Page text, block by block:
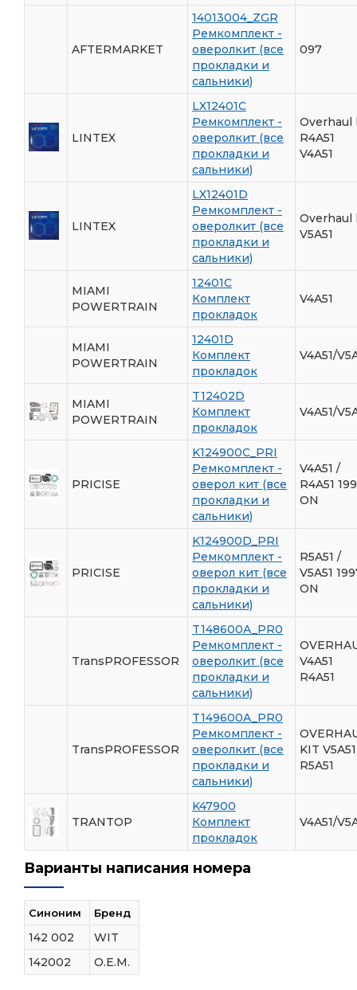
AFTERMARKET
14013004_ZGR
Ремкомплект -
оверолкит (все
прокладки и
сальники)
097
LINTEX
LX12401C
Ремкомплект -
оверолкит (все
прокладки и
сальники)
Overhaul
R4A51
V4A51
LINTEX
LX12401D
Ремкомплект -
оверолкит (все
прокладки и
сальники)
Overhaul
V5A51
MIAMI
POWERTRAIN
12401C
Комплект
прокладок
V4A51
MIAMI
POWERTRAIN
12401D
Комплект
прокладок
V4A51/
MIAMI
POWERTRAIN
T12402D
Комплект
прокладок
V4A51/
PRICISE
K124900C_PRI
Ремкомплект -
оверол кит (все
прокладки и
сальники)
V4A51 /
R4A51
ON
PRICISE
K124900D_PRI
Ремкомплект -
оверол кит (все
прокладки и
сальники)
R5A51 /
V5A51
ON
TransPROFESSOR
T148600A_PR0
Ремкомплект -
оверолкит (все
прокладки и
сальники)
V4A51
R4A51
TransPROFESSOR
T149600A_PR0
Ремкомплект -
оверолкит (все
прокладки и
сальники)
KIT V5A51
R5A51
TRANTOP
K47900
Комплект
прокладок
V4A51/
Варианты написания номера
Синоним Бренд
142 002
WIT
142002
O.E.M.